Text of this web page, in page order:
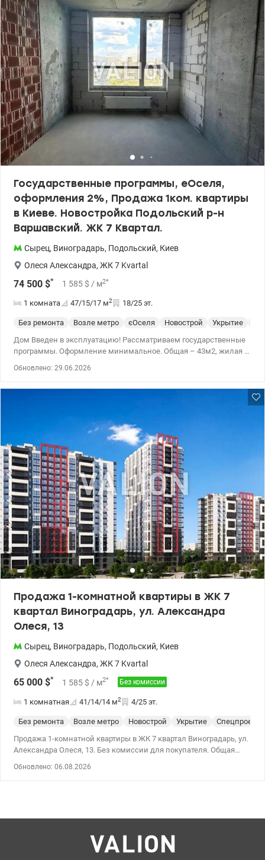
невероятные обзорные характеристики; * удобная планировка -
комната + кухня-гостиная; * установлены счетчики на воду,
отопление и электроэнергию. Есть разные этажи Видеообзор
квартиры по запросу Анастасия 0932311808 Цена :74500 у.е
valion.ua/1153115
Государственные программы, еОселя,
оформления 2%, Продажа 1ком. квартиры
в Киеве. Новостройка Подольский р-н
Варшавский. ЖК 7 Квартал.
Сырец, Виноградарь, Подольский, Киев
Олеся Александра, ЖК 7 Kvartal
74 500 $* 1 585 $ / м2*
1 комната 47/15/17 м2 18/25 эт.
Без ремонта Возле метро єОселя Новострой Укрытие
Дом Введен в эксплуатацию! Рассматриваем государственные
программы. Оформление минимальное. Общая – 43м2, жилая –
Предлагается 1к в новом ЖК Седьмой Квартал по ул.
невероятные обзорные характеристики; * удобная планировка -
комната + кухня-гостиная; * установлены счетчики на воду,
отопление и электроэнергию. Есть разные этажи Видеообзор
квартиры по запросу Анастасия 0932311808 valion.ua/1153111
Цена: 74500 у.е
Обновлено: 29.06.2026
Продажа 1-комнатной квартиры в ЖК 7
квартал Виноградарь, ул. Александра
Олеся, 13
Сырец, Виноградарь, Подольский, Киев
Олеся Александра, ЖК 7 Kvartal
65 000 $* 1 585 $ / м2* Без комиссии
1 комнатная 41/14/14 м2 4/25 эт.
Без ремонта Возле метро Новострой Укрытие
Спецпроект
Продажа 1-комнатной квартиры в ЖК 7 квартал Виноградарь, ул.
Александра Олеся, 13. Без комиссии для покупателя. Общая
гостиная — 14,3 кв. м, этаж 4/25. Квартира находится в доме 7.1, в
«Варшавские», ТРЦ «Ретровиль» – 150 м пешком. Продажа по
оплачивает Продавец. Владелец в Украине. Цена: 65 000 у.е.
тел.0674452627 Евгения.valion.ua/1152394
Обновлено: 06.08.2026